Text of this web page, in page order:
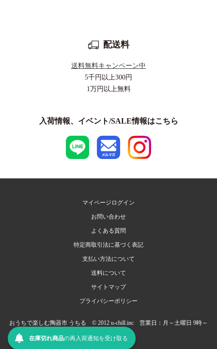
配送料
送料無料キャンペーン中
5千円以上300円
1万円以上無料
入荷情報、イベント/SALE情報はこちら
マイページログイン
お問い合わせ
よくある質問
特定商取引法に基づく表記
支払い方法について
送料について
サイトマップ
プライバシーポリシー
おうちで楽しむ陶器市 うちる © 2012 u-chill.inc 営業日：月～土曜日 9時～
在庫切れ商品の再入荷通知を受け取る